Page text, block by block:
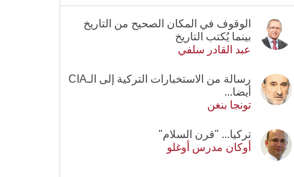
الوقوف في المكان الصحيح من التاريخ
بينما يُكتب التاريخ
عبد القادر سلفي
رسالة من الاستخبارات التركية إلى الـCIA
أيضا...
تونجا بنغن
تركيا... "قرن السلام"
أوكان مدرس أوغلو